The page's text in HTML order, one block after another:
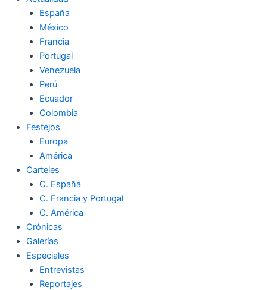
España
México
Francia
Portugal
Venezuela
Perú
Ecuador
Colombia
Festejos
Europa
América
Carteles
C. España
C. Francia y Portugal
C. América
Crónicas
Galerías
Especiales
Entrevistas
Reportajes